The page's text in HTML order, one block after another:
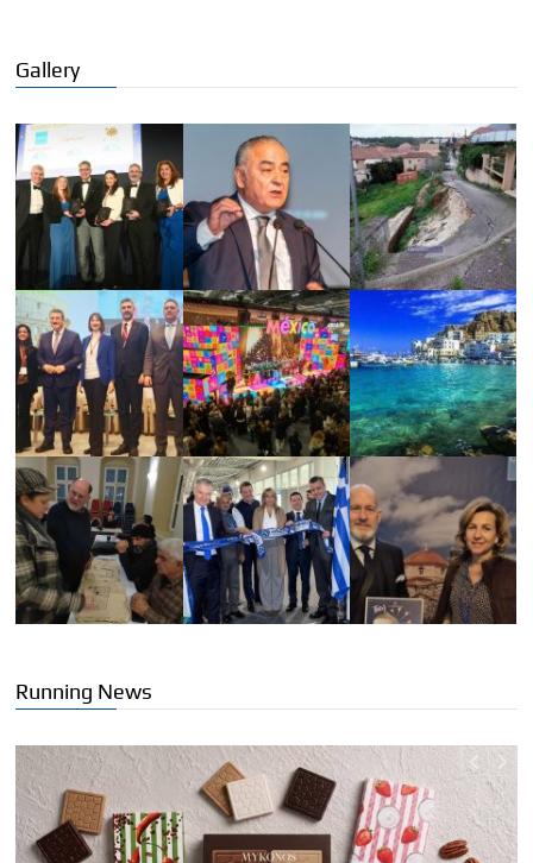
Gallery
Running News